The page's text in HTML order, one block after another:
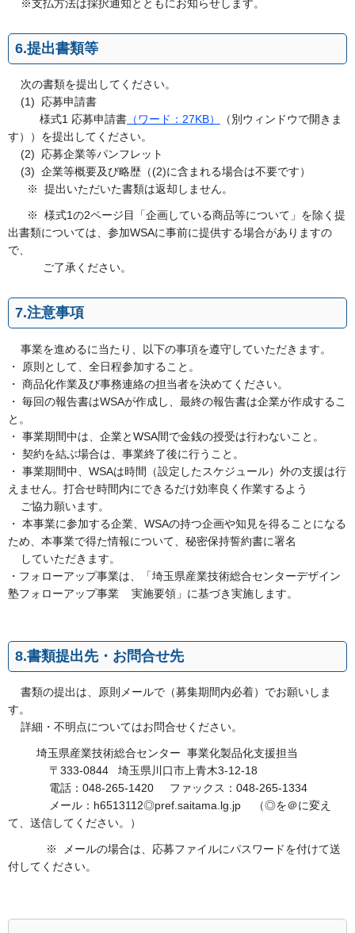
※支払方法は採択通知とともにお知らせします。
6.提出書類等
次の書類を提出してください。
(1) 応募申請書
様式1 応募申請書 （ワード：27KB）
（別ウィンドウで開きま
す））を提出してください。
(2) 応募企業等パンフレット
(3) 企業等概要及び略歴（(2)に含まれる場合は不要です）
※ 提出いただいた書類は返却しません。
※ 様式1の2ページ目「企画している商品等について」を除く提
出書類については、参加WSAに事前に提供する場合がありますの
で、
ご了承ください。
7.注意事項
事業を進めるに当たり、以下の事項を遵守していただきます。
・ 原則として、全日程参加すること。
・ 商品化作業及び事務連絡の担当者を決めてください。
・ 毎回の報告書はWSAが作成し、最終の報告書は企業が作成するこ
と。
・ 事業期間中は、企業とWSA間で金銭の授受は行わないこと。
・ 契約を結ぶ場合は、事業終了後に行うこと。
・ 事業期間中、WSAは時間（設定したスケジュール）外の支援は行
えません。打合せ時間内にできるだけ効率良く作業するよう
ご協力願います。
・ 本事業に参加する企業、WSAの持つ企画や知見を得ることになる
ため、本事業で得た情報について、秘密保持誓約書に署名
していただきます。
・フォローアップ事業は、「埼玉県産業技術総合センターデザイン
塾フォローアップ事業 実施要領」に基づき実施します。
8.書類提出先・お問合せ先
書類の提出は、原則メールで（募集期間内必着）でお願いしま
す。
詳細・不明点についてはお問合せください。
埼玉県産業技術総合センター 事業化製品化支援担当
〒333-0844 埼玉県川口市上青木3-12-18
電話：048-265-1420 ファックス：048-265-1334
メール：h6513112◎pref.saitama.lg.jp （◎を＠に変え
て、送信してください。）
※ メールの場合は、応募ファイルにパスワードを付けて送
付してください。